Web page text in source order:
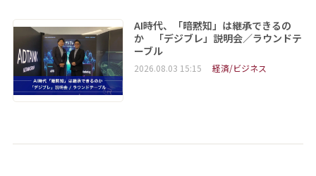
AI時代、「暗黙知」は継承できるの
か 「デジブレ」説明会／ラウンドテ
ーブル
2026.08.03 15:15 経済/ビジネス